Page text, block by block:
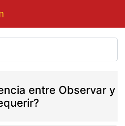
entre Observar y